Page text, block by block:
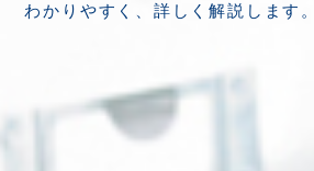
わかりやすく、詳しく解説します。